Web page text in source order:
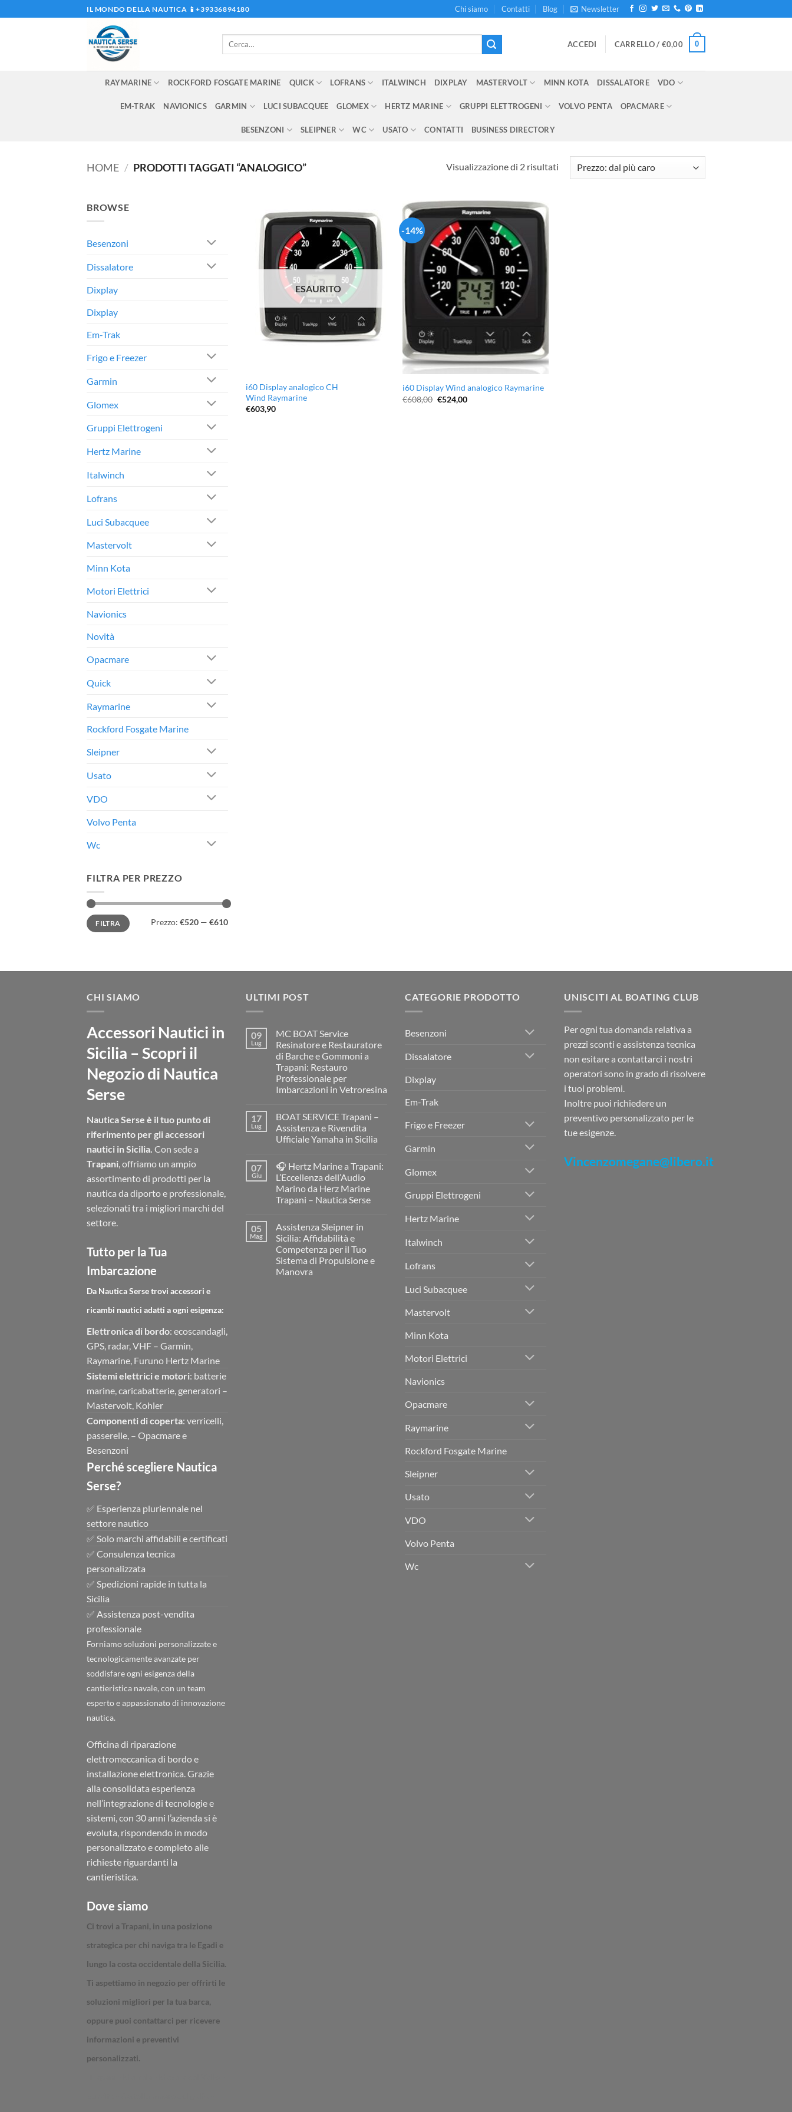
ai
IL MONDO DELLA NAUTICA 📱+39336894180 Chi siamo Contatti Blog Newsletter
Cerca:
ACCEDI CARRELLO / €0,00 0
RAYMARINE ROCKFORD FOSGATE MARINE QUICK LOFRANS ITALWINCH DIXPLAY MASTERVOLT MINN KOTA DISSALATORE VDO
EM-TRAK NAVIONICS GARMIN LUCI SUBACQUEE GLOMEX HERTZ MARINE GRUPPI ELETTROGENI VOLVO PENTA OPACMARE
BESENZONI SLEIPNER WC USATO CONTATTI BUSINESS DIRECTORY
HOME / PRODOTTI TAGGATI “ANALOGICO” Visualizzazione di 2 risultatiPrezzo:
dal
BROWSE
Besenzoni
Dissalatore
Dixplay
Dixplay
Em-Trak
Frigo e Freezer
Garmin
Glomex
Gruppi Elettrogeni
Hertz Marine
Italwinch
Lofrans
Luci Subacquee
Mastervolt
Minn Kota
Motori Elettrici
Navionics
Novità
Opacmare
Quick
Raymarine
Rockford Fosgate Marine
Sleipner
Usato
VDO
Volvo Penta
Wc
FILTRA PER PREZZO
Prezzo
Min
Prezzo
MaxFILTRA Prezzo: €520 — €610
Aggiungi
alla lista
desideri
ESAURITO
i60 Display analogico CH
Wind Raymarine
€603,90
-14%
Aggiungi
alla lista
dei
desideri
i60 Display Wind analogico Raymarine
€608,00 Il
prezzo
€524,00Il
CHI SIAMO
Accessori Nautici in
Sicilia – Scopri il
Negozio di Nautica
Serse
Nautica Serse è il tuo punto di
riferimento per gli accessori
nautici in Sicilia. Con sede a
Trapani, offriamo un ampio
assortimento di prodotti per la
nautica da diporto e professionale,
selezionati tra i migliori marchi del
settore.
Tutto per la Tua
Imbarcazione
Da Nautica Serse trovi accessori e
ricambi nautici adatti a ogni esigenza:
Elettronica di bordo: ecoscandagli,
GPS, radar, VHF – Garmin,
Raymarine, Furuno Hertz Marine
Sistemi elettrici e motori: batterie
marine, caricabatterie, generatori –
Mastervolt, Kohler
Componenti di coperta: verricelli,
passerelle, – Opacmare e
Besenzoni
Perché scegliere Nautica
Serse?
✅ Esperienza pluriennale nel
settore nautico
✅ Solo marchi affidabili e certificati
✅ Consulenza tecnica
personalizzata
✅ Spedizioni rapide in tutta la
Sicilia
✅ Assistenza post-vendita
professionale
Forniamo soluzioni personalizzate e
tecnologicamente avanzate per
soddisfare ogni esigenza della
cantieristica navale, con un team
esperto e appassionato di innovazione
nautica.
Officina di riparazione
elettromeccanica di bordo e
installazione elettronica. Grazie
alla consolidata esperienza
nell’integrazione di tecnologie e
sistemi, con 30 anni l’azienda si è
evoluta, rispondendo in modo
personalizzato e completo alle
richieste riguardanti la
cantieristica.
Dove siamo
Ci trovi a Trapani, in una posizione
strategica per chi naviga tra le Egadi e
lungo la costa occidentale della Sicilia.
Ti aspettiamo in negozio per offrirti le
soluzioni migliori per la tua barca,
oppure puoi contattarci per ricevere
informazioni e preventivi
personalizzati.
ULTIMI POST
09
Lug
MC BOAT Service
Resinatore e Restauratore
di Barche e Gommoni a
Trapani: Restauro
Professionale per
Imbarcazioni in Vetroresina
su
MC
BOAT
Service
Restauratore
di
Barche
e
Gommoni
Professionale
per
Imbarcazioni
in
Vetroresina
17
Lug
BOAT SERVICE Trapani –
Assistenza e Rivendita
Ufficiale Yamaha in Sicilia
su
BOAT
SERVICE
Trapani
–
Assistenza
Ufficiale
Yamaha
in
Sicilia
07
Giu
🎧 Hertz Marine a Trapani:
L’Eccellenza dell’Audio
Marino da Herz Marine
Trapani – Nautica Serse
su
🎧
Hertz
Marine
a
Trapani:
L’Eccellenza
05
Mag
Assistenza Sleipner in
Sicilia: Affidabilità e
Competenza per il Tuo
Sistema di Propulsione e
Manovra
CATEGORIE PRODOTTO
Besenzoni
Dissalatore
Dixplay
Em-Trak
Frigo e Freezer
Garmin
Glomex
Gruppi Elettrogeni
Hertz Marine
Italwinch
Lofrans
Luci Subacquee
Mastervolt
Minn Kota
Motori Elettrici
Navionics
Opacmare
Raymarine
Rockford Fosgate Marine
Sleipner
Usato
VDO
Volvo Penta
Wc
UNISCITI AL BOATING CLUB
Per ogni tua domanda relativa a
prezzi sconti e assistenza tecnica
non esitare a contattarci i nostri
operatori sono in grado di risolvere
i tuoi problemi.
Inoltre puoi richiedere un
preventivo personalizzato per le
tue esigenze.
Vincenzomegane@libero.it